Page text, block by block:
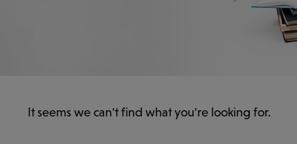
It seems we can't find what you're looking for.